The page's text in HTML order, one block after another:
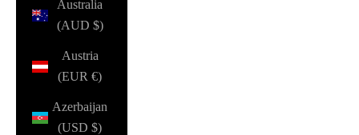
Australia
(AUD $)
Austria
(EUR €)
Azerbaijan
(USD $)